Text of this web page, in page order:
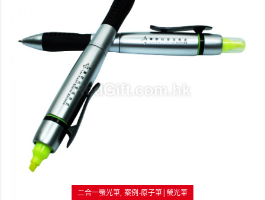
二合一螢光筆 案例-原子筆|螢光筆